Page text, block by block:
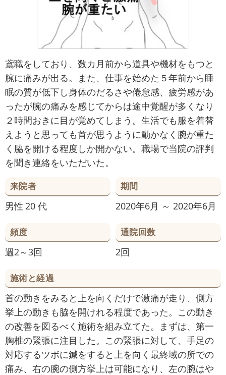
鳶職をしており、数カ月前から道具や機材をもつと
腕に痛みが出る。また、仕事を始めた５年前から睡
眠の質が低下し身体のだるさや倦怠感、疲労感があ
ったが腕の痛みを感じてからは途中覚醒が多くなり
２時間おきに目が覚めてしまう。生活でも服を着替
えようと思っても首が思うように動かなく腕が重た
く脇を開ける程度しか開かない。職場で当院の評判
を聞き連絡をいただいた。
来院者
男性 20 代
期間
2020年6月 ～ 2020年6月
頻度
週2～3回
通院回数
2回
施術と経過
首の動きをみると上を向くだけで激痛が走り、側方
挙上の動きも脇を開けれる程度であった。この動き
の改善を図るべく施術を組み立てた。まずは、第一
胸椎の緊張に注目した。この緊張に対して、手足の
対応するツボに鍼をすると上を向く最終域の所での
痛み、右の腕の側方挙上は可能になり、左の腕はや